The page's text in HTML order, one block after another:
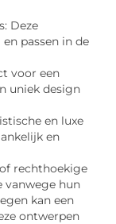
Deze
passen in de
voor een
uniek design
en luxe
en
rechthoekige
vanwege hun
kan een
ontwerpen